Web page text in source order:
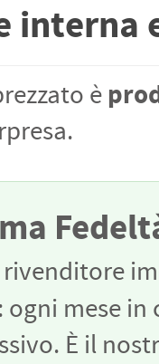
è
: ogni mese
È il